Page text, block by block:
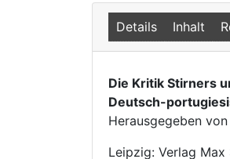
Details Inhalt
Die Kritik Stirners
Deutsch-
Herausgegeben von
Leipzig: Verlag